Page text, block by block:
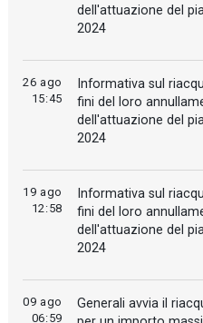
dell'attuazione del
2024
26 ago
15:45
Informativa sul
fini del loro
dell'attuazione del
2024
19 ago
12:58
Informativa sul
fini del loro
dell'attuazione del
2024
09 ago
06:59
Generali avvia il